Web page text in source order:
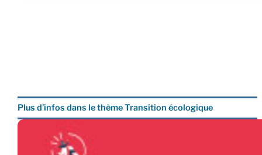
Plus d’infos dans le thème Transition écologique